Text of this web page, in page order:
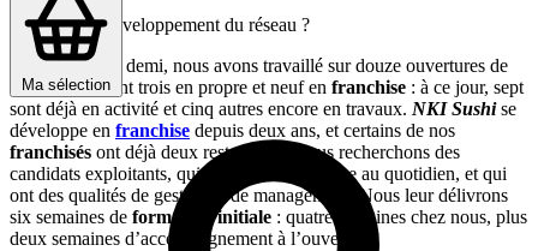
Ma sélection
Où en est le développement du réseau ?
En deux ans et demi, nous avons travaillé sur douze ouvertures de
restaurants, dont trois en propre et neuf en franchise : à ce jour, sept
sont déjà en activité et cinq autres encore en travaux. NKI Sushise
développe en franchise depuis deux ans, et certains de nos
franchisés ont déjà deux restaurants. Nous recherchons des
candidats exploitants, qui vivent notre marque au quotidien, et qui
ont des qualités de gestion et de management. Nous leur délivrons
six semaines de formation initiale : quatre semaines chez nous, plus
deux semaines d’accompagnement à l’ouverture.